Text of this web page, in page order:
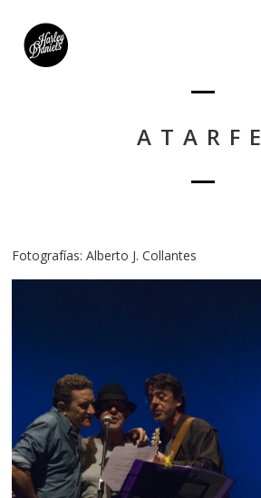
ATARFE
Fotografías: Alberto J. Collantes